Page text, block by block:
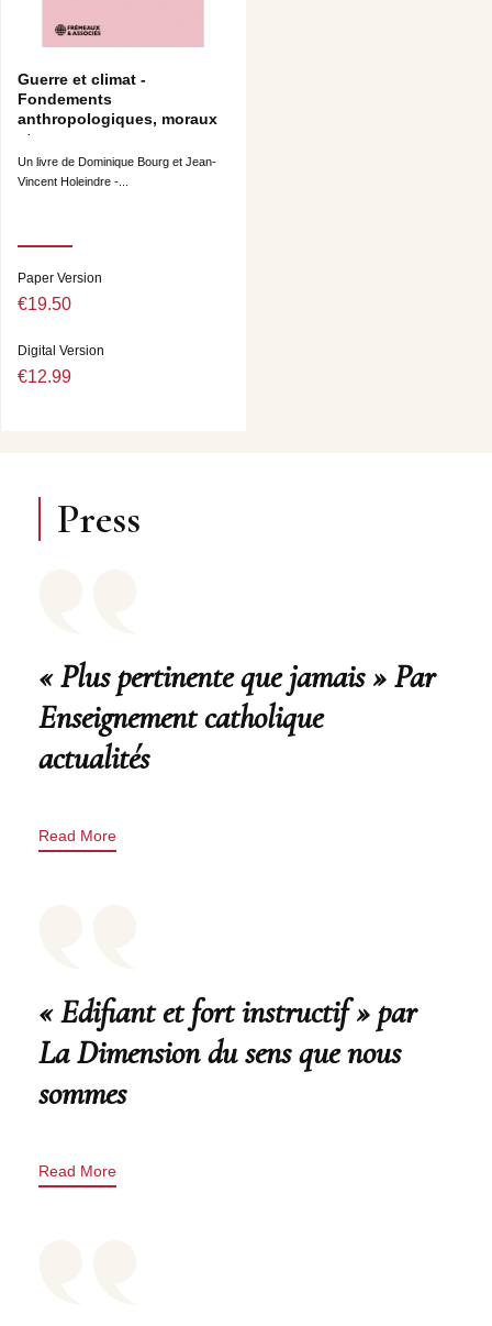
Guerre et climat -
Fondements
anthropologiques, moraux
et...
Un livre de Dominique Bourg et Jean-
Vincent Holeindre -...
Paper Version
€19.50
Digital Version
€12.99
Press
« Plus pertinente que jamais » Par
Enseignement catholique
actualités
Read More
« Edifiant et fort instructif » par
La Dimension du sens que nous
sommes
Read More